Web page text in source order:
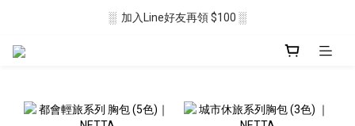
░  新會員註冊送 $50 ░
░  加入Line好友再領 $100 ░